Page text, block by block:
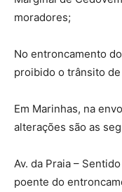
moradores;
No entroncamento
proibido o trânsito
Em Marinhas, na
alterações são as
Av. da Praia –
poente do